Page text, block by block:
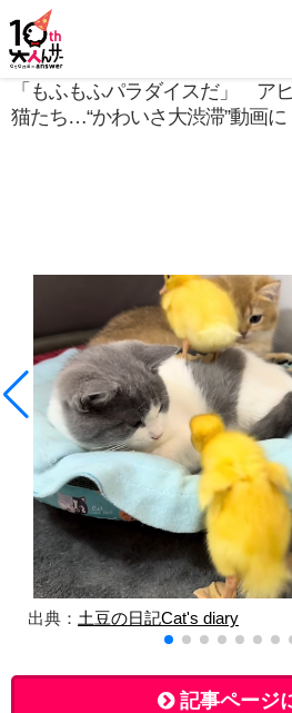
「もふもふパラダイスだ」 ア
猫たち…“かわいさ大渋滞”動画
出典： 土豆の日記Cat's diary
記事ページ